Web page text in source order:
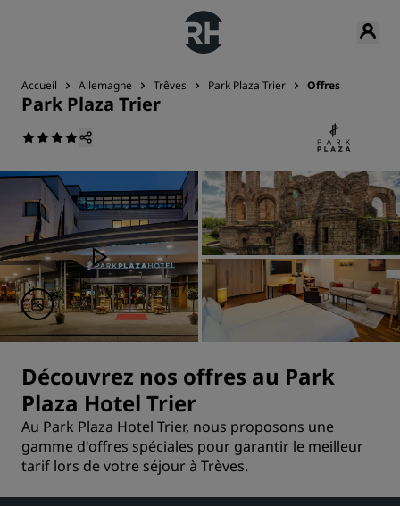
Accueil Allemagne Trêves Park Plaza Trier Offres
Park Plaza Trier
Découvrez nos offres au Park
Plaza Hotel Trier
Au Park Plaza Hotel Trier, nous proposons une
gamme d'offres spéciales pour garantir le meilleur
tarif lors de votre séjour à Trèves.